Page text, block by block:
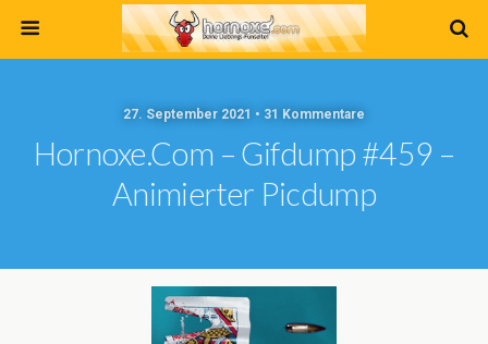
27. September 2021 • 31 Kommentare
Hornoxe.com – Gifdump #459 –
Animierter Picdump